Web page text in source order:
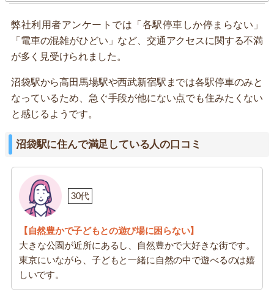
弊社利用者アンケートでは「各駅停車しか停まらない」
「電車の混雑がひどい」など、交通アクセスに関する不満
が多く見受けられました。
沼袋駅から高田馬場駅や西武新宿駅までは各駅停車のみと
なっているため、急ぐ手段が他にない点でも住みたくない
と感じるようです。
沼袋駅に住んで満足している人の口コミ
30代
【自然豊かで子どもとの遊び場に困らない】
大きな公園が近所にあるし、自然豊かで大好きな街です。
東京にいながら、子どもと一緒に自然の中で遊べるのは嬉
しいです。